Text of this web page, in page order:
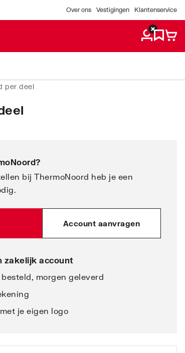
Over ons Vestigingen Klantenservice
per deel
?
bij ThermoNoord heb je een
Account aanvragen
zakelijk account
besteld, morgen geleverd
je eigen logo